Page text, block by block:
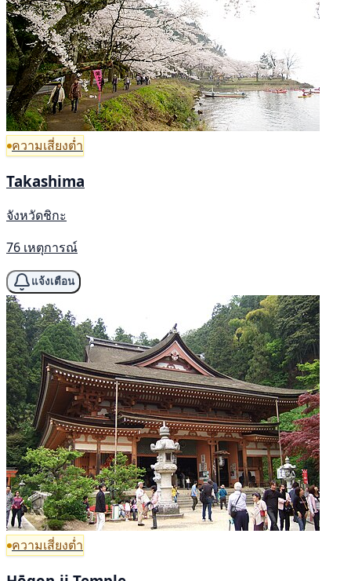
ความเสี่ยงต่ำ
Takashima
จังหวัดชิกะ
76 เหตุการณ์
แจ้งเตือน
ความเสี่ยงต่ำ